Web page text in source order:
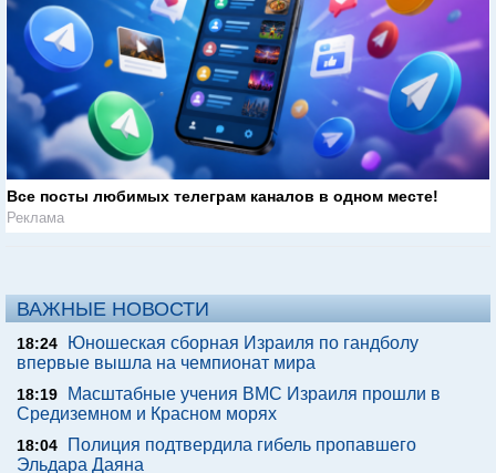
Все посты любимых телеграм каналов в одном месте!
Реклама
ВАЖНЫЕ НОВОСТИ
18:24
Юношеская сборная Израиля по гандболу
впервые вышла на чемпионат мира
18:19
Масштабные учения ВМС Израиля прошли в
Средиземном и Красном морях
18:04
Полиция подтвердила гибель пропавшего
Эльдара Даяна